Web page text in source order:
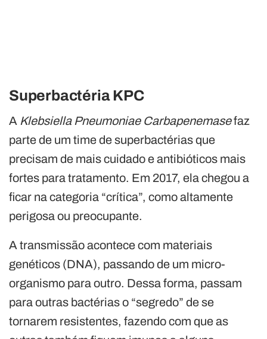
Superbactéria KPC
A Klebsiella Pneumoniae Carbapenemasefaz
parte de um time de superbactérias que
precisam de mais cuidado e antibióticos mais
fortes para tratamento. Em 2017, ela chegou a
ficar na categoria “crítica”, como altamente
perigosa ou preocupante.
A transmissão acontece com materiais
genéticos (DNA), passando de um micro-
organismo para outro. Dessa forma, passam
para outras bactérias o “segredo” de se
tornarem resistentes, fazendo com que as